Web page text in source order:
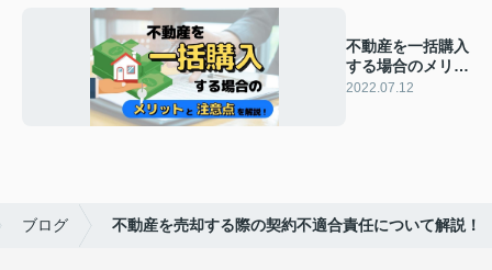
不動産を一括購入
する場合のメリッ
トと注意点を解
2022.07.12
ブログ 不動産を売却する際の契約不適合責任について解説！